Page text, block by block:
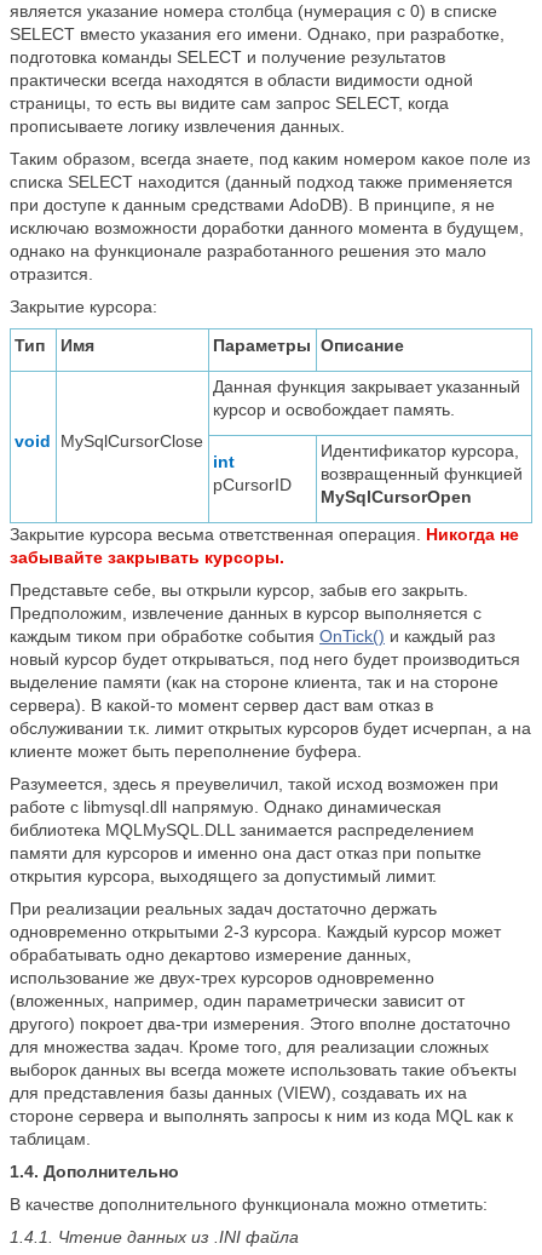
является указание номера столбца (нумерация с 0) в списке
SELECT вместо указания его имени. Однако, при разработке,
подготовка команды SELECT и получение результатов
практически всегда находятся в области видимости одной
страницы, то есть вы видите сам запрос SELECT, когда
прописываете логику извлечения данных.
Таким образом, всегда знаете, под каким номером какое поле из
списка SELECT находится (данный подход также применяется
при доступе к данным средствами AdoDB). В принципе, я не
исключаю возможности доработки данного момента в будущем,
однако на функционале разработанного решения это мало
отразится.
Закрытие курсора:
Тип
Имя Параметры Описание
void MySqlCursorClose
Данная функция закрывает указанный
курсор и освобождает память.
int
pCursorID
Идентификатор курсора,
возвращенный функцией
MySqlCursorOpen
Закрытие курсора весьма ответственная операция. Никогда не
забывайте закрывать курсоры.
Представьте себе, вы открыли курсор, забыв его закрыть.
Предположим, извлечение данных в курсор выполняется с
каждым тиком при обработке события OnTick() и каждый раз
новый курсор будет открываться, под него будет производиться
выделение памяти (как на стороне клиента, так и на стороне
сервера). В какой-то момент сервер даст вам отказ в
обслуживании т.к. лимит открытых курсоров будет исчерпан, а на
клиенте может быть переполнение буфера.
Разумеется, здесь я преувеличил, такой исход возможен при
работе с libmysql.dll напрямую. Однако динамическая
библиотека MQLMySQL.DLL занимается распределением
памяти для курсоров и именно она даст отказ при попытке
открытия курсора, выходящего за допустимый лимит.
При реализации реальных задач достаточно держать
одновременно открытыми 2-3 курсора. Каждый курсор может
обрабатывать одно декартово измерение данных,
использование же двух-трех курсоров одновременно
(вложенных, например, один параметрически зависит от
другого) покроет два-три измерения. Этого вполне достаточно
для множества задач. Кроме того, для реализации сложных
выборок данных вы всегда можете использовать такие объекты
для представления базы данных (VIEW), создавать их на
стороне сервера и выполнять запросы к ним из кода MQL как к
таблицам.
1.4. Дополнительно
В качестве дополнительного функционала можно отметить:
1.4.1. Чтение данных из .INI файла